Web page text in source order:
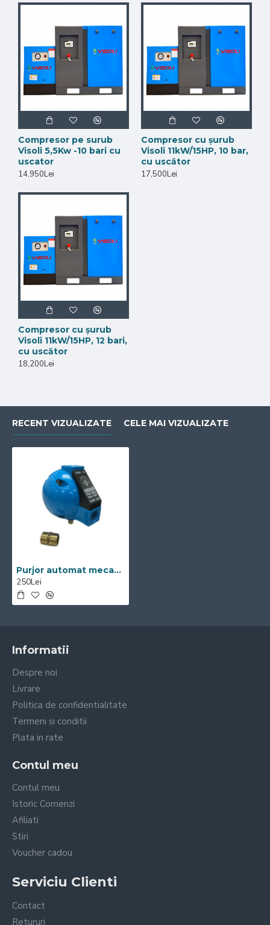
Compresor pe surub
Visoli 5,5Kw -10 bari cu
uscator
14,950Lei
Compresor cu șurub
Visoli 11kW/15HP, 10 bar,
cu uscător
17,500Lei
Compresor cu șurub
Visoli 11kW/15HP, 12 bari,
cu uscător
18,200Lei
RECENT VIZUALIZATE CELE MAI VIZUALIZATE
Purjor automat mecanic 10 bari
250Lei
Informatii
Despre noi
Livrare
Politica de confidentialitate
Termeni si conditii
Plata in rate
Contul meu
Contul meu
Istoric Comenzi
Afiliati
Stiri
Voucher cadou
Serviciu Clienti
Contact
Retururi